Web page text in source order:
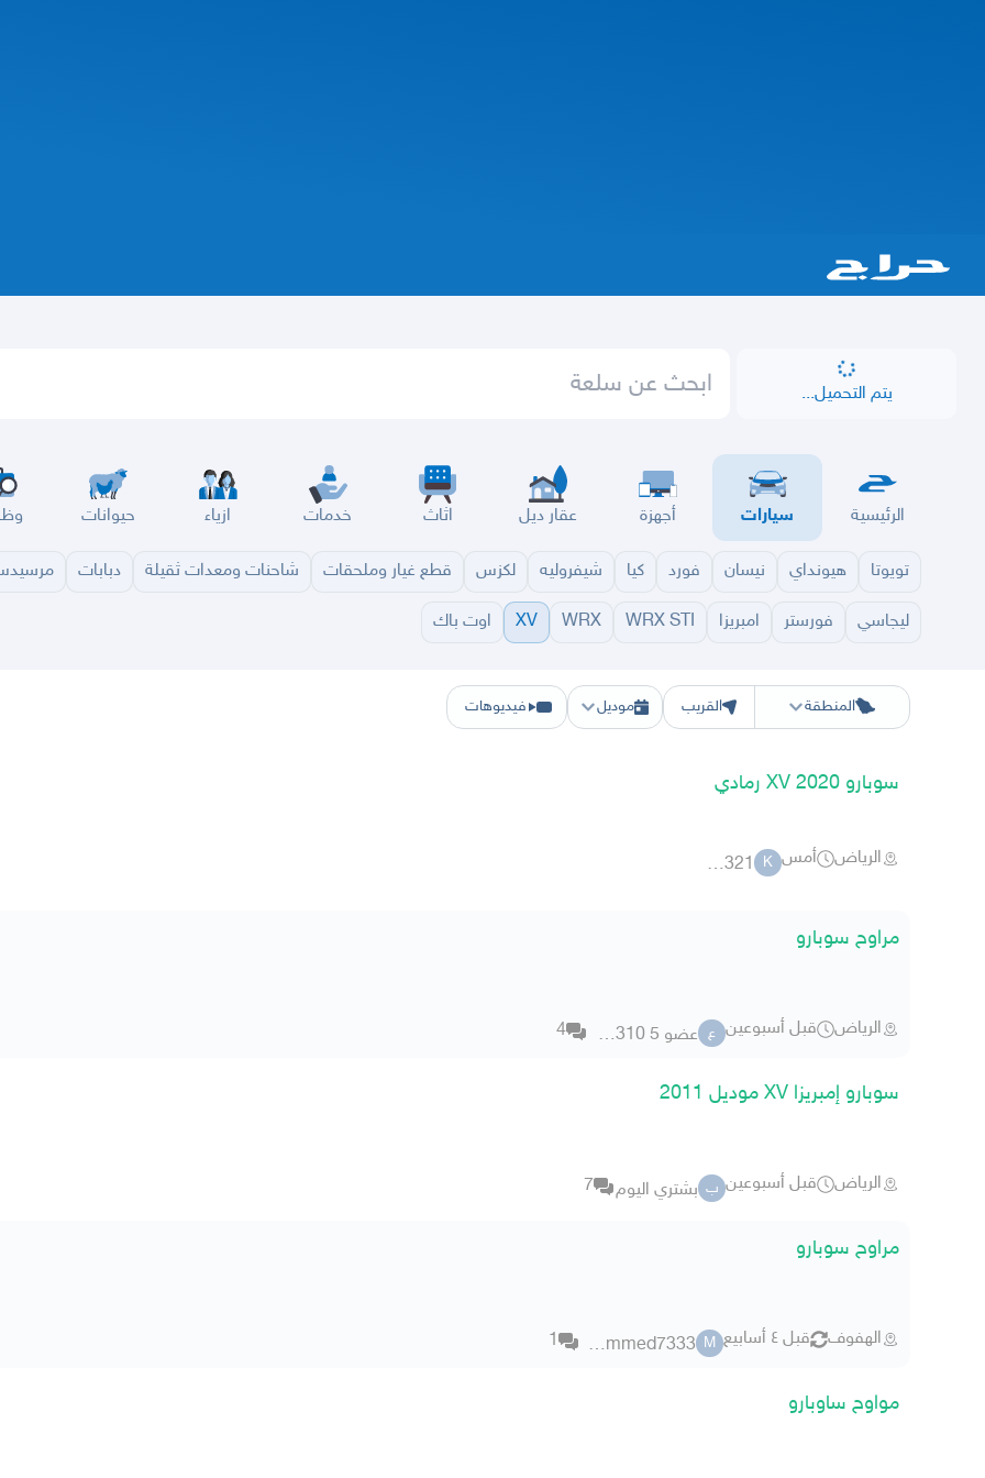
يتم التحميل...
الرئيسية سيارات أجهزة عقار ديل اثاث خدمات ازياء حيوانات
تويوتا هيونداي نيسان فورد كيا شيفروليه لكزس قطع غيار وملحقات شاحنات ومعدات ثقيلة دبابات
ليجاسي فورستر امبريزا WRX STI
WRX
XV اوت باك
المنطقة
الرياض الشرقيه حفر الباطن المدينة الطايف القصيم الباحة
القريب موديل فيديوهات
سوبارو 2020 XV رمادي
الرياض أمس K
kad321
مراوح سوبارو
الرياض قبل أسبوعين ع عضو 5 8584310 4
سوبارو إمبريزا XV موديل 2011
الرياض قبل أسبوعين ب بشتري اليوم 7
مراوح سوبارو
الهفوف قبل ٤ أسابيع M
mohammed7333
1
مواوح ساوبارو